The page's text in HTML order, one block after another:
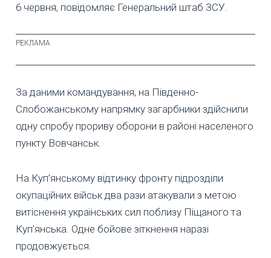
6 червня, повідомляє Генеральний штаб ЗСУ.
За даними командування, на Південно-
Слобожанському напрямку загарбники здійснили
одну спробу прориву оборони в районі населеного
пункту Вовчанськ.
На Куп’янському відтинку фронту підрозділи
окупаційних військ два рази атакували з метою
витіснення українських сил поблизу Піщаного та
Куп’янська. Одне бойове зіткнення наразі
продовжується.